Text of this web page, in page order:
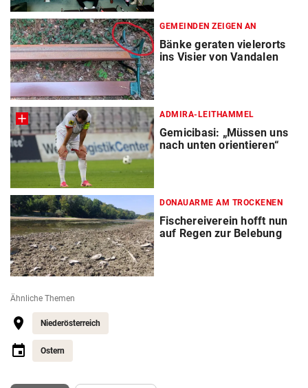
GEMEINDEN ZEIGEN AN
Bänke geraten vielerorts
ins Visier von Vandalen
ADMIRA-LEITHAMMEL
Gemicibasi: „Müssen uns
nach unten orientieren“
DONAUARME AM TROCKENEN
Fischereiverein hofft nun
auf Regen zur Belebung
Ähnliche Themen
Niederösterreich
Ostern